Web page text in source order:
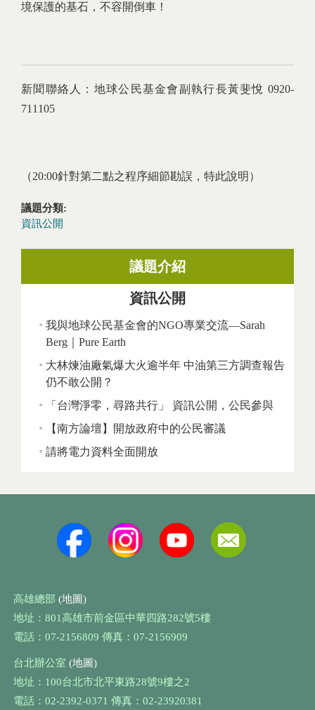
境保護的基石，不容開倒車！
新聞聯絡人：地球公民基金會副執行長黃斐悅 0920-
711105
（20:00針對第二點之程序細節勘誤，特此說明）
議題分類:
資訊公開
議題介紹
資訊公開
我與地球公民基金會的NGO專業交流—Sarah
Berg｜Pure Earth
大林煉油廠氣爆大火逾半年 中油第三方調查報告
仍不敢公開？
「台灣淨零，尋路共行」 資訊公開，公民參與
【南方論壇】開放政府中的公民審議
請將電力資料全面開放
高雄總部 (地圖)
地址：801高雄市前金區中華四路282號5樓
電話：07-2156809 傳真：07-2156909
台北辦公室 (地圖)
地址：100台北市北平東路28號9樓之2
電話：02-2392-0371 傳真：02-23920381